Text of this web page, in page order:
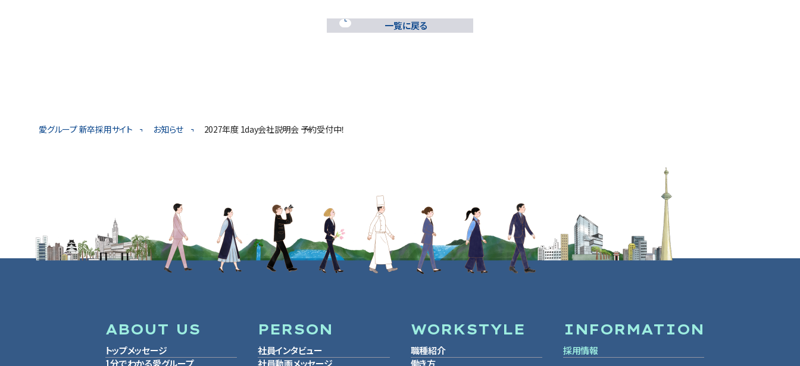
一覧に戻る
愛グループ 新卒採用サイト お知らせ 2027年度 1day会社説明会 予約受付中！
ABOUT US
トップメッセージ
1分でわかる愛グループ
PERSON
社員インタビュー
社員動画メッセージ
WORKSTYLE
職種紹介
働き方
INFORMATION
採用情報